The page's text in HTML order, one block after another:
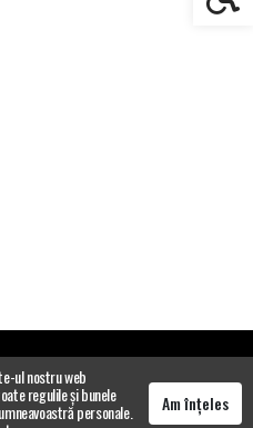
ul nostru web
regulile și bunele
personale. Am înțeles